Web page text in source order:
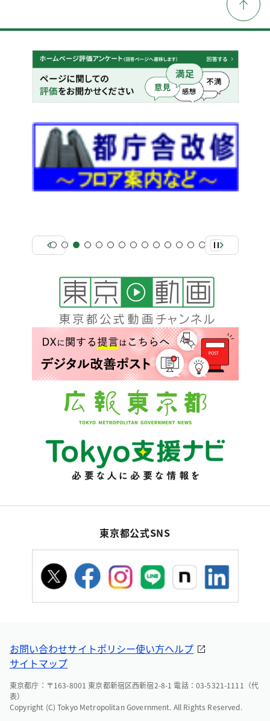
東京都公式SNS
お問い合わせサイトポリシー使い方ヘルプ
サイトマップ
東京都庁：〒163-8001 東京都新宿区西新宿2-8-1 電話：03-5321-1111（代
表）
Copyright (C) Tokyo Metropolitan Government. All Rights Reserved.